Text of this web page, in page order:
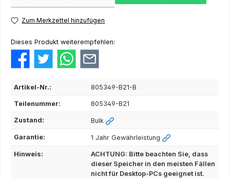
Zum Merkzettel hinzufügen
Dieses Produkt weiterempfehlen:
Artikel-Nr.: 805349-B21-B
Teilenummer: 805349-B21
Zustand: Bulk
Garantie: 1 Jahr Gewährleistung
Hinweis:
ACHTUNG: Bitte beachten Sie, dass
dieser Speicher in den meisten Fällen
nicht für Desktop-PCs geeignet ist.